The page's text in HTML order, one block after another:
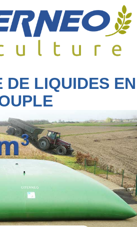
DE LIQUIDES EN